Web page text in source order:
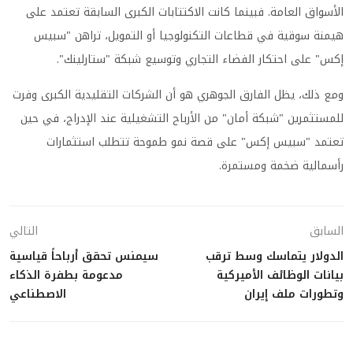
الأسواق العامة. فبينما كانت الاكتتابات الكبرى السابقة تعتمد على
هيمنة سوقية في قطاعات التكنولوجيا أو التمويل، تراهن "سبيس
إكس" على احتكار الفضاء التجاري وتوسيع شبكة "ستارلينك".
ومع ذلك، يظل الفارق الجوهري هو أن الشركات التقليدية الكبرى وفرت
للمستثمرين "شبكة أمان" من الأرباح التشغيلية عند الإدراج، في حين
تعتمد "سبيس إكس" على قصة نمو طموحة تتطلب استثمارات
رأسمالية ضخمة ومستمرة.
السابق
الدولار يتماسك وسط ترقب
بيانات الوظائف الأميركية
وتطورات ملف إيران
التالي
سيمنس تحقق أرباحاً قياسية
مدعومة بطفرة الذكاء
الاصطناعي